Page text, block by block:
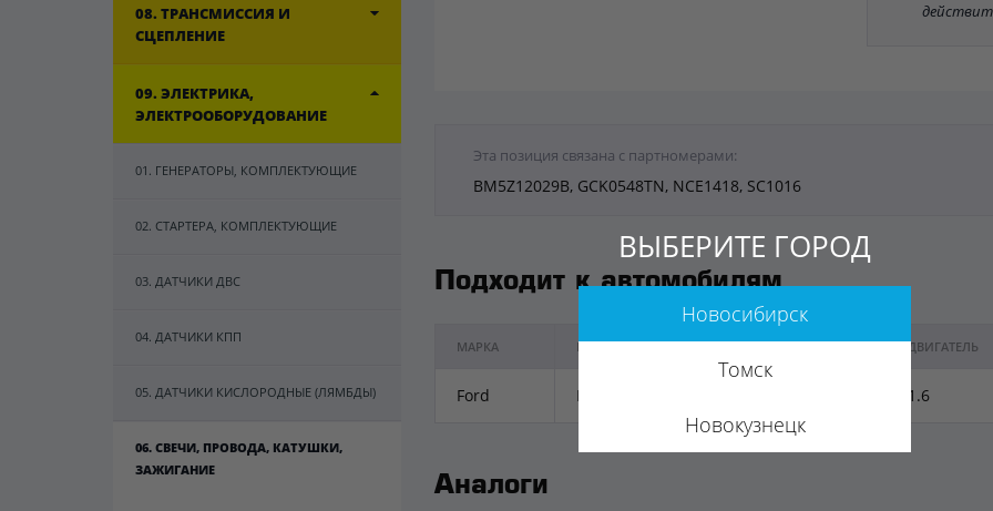
08. ТРАНСМИССИЯ И
СЦЕПЛЕНИЕ
09. ЭЛЕКТРИКА,
ЭЛЕКТРООБОРУДОВАНИЕ
01. ГЕНЕРАТОРЫ, КОМПЛЕКТУЮЩИЕ
02. СТАРТЕРА, КОМПЛЕКТУЮЩИЕ
03. ДАТЧИКИ ДВС
04. ДАТЧИКИ КПП
05. ДАТЧИКИ КИСЛОРОДНЫЕ (ЛЯМБДЫ)
06. СВЕЧИ, ПРОВОДА, КАТУШКИ,
ЗАЖИГАНИЕ
Эта позиция связана с партномерами:
BM5Z12029B, GCK0548TN, NCE1418, SC1016
Подходит к автомобилям
МАРКА МОДЕЛЬ ГОД ВЫПУСКА ДВИГАТЕЛЬ
Ford Kuga II 1.6
Аналоги
ВЫБЕРИТЕ ГОРОД
Новосибирск
Томск
Новокузнецк